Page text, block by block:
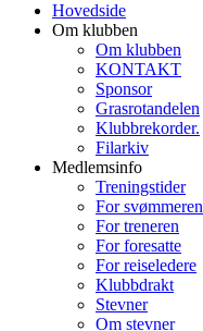
Hovedside
Om klubben
Om klubben
KONTAKT
Sponsor
Grasrotandelen
Klubbrekorder.
Filarkiv
Medlemsinfo
Treningstider
For svømmeren
For treneren
For foresatte
For reiseledere
Klubbdrakt
Stevner
Om stevner